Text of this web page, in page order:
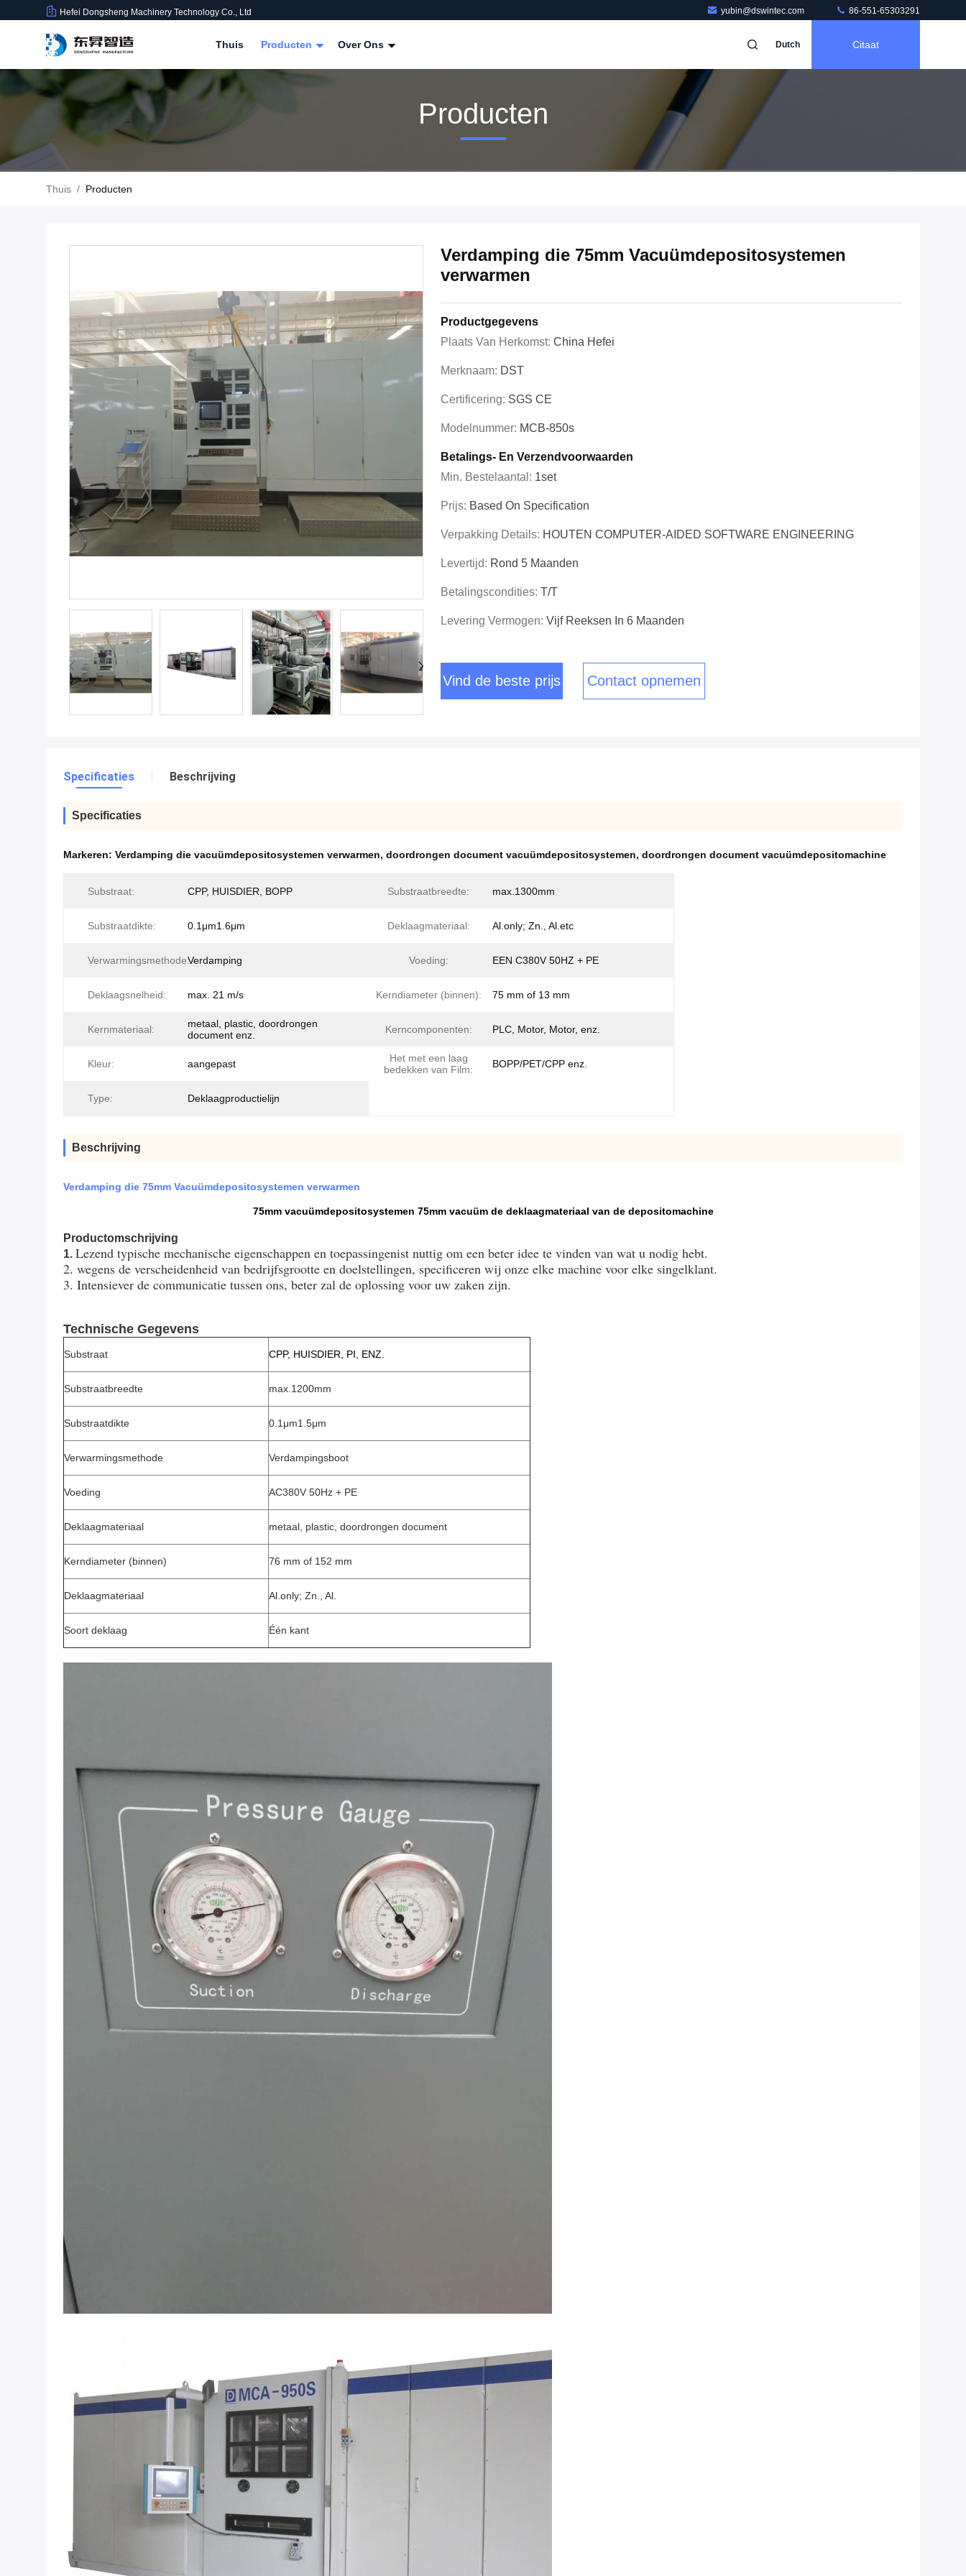
Hefei Dongsheng Machinery Technology Co., Ltd yubin@dswintec.com 86-551-65303291
Thuis Producten Over Ons Dutch Citaat
Producten
Thuis / Producten
Verdamping die 75mm Vacuümdepositosystemen
verwarmen
Productgegevens
Plaats Van Herkomst: China Hefei
Merknaam: DST
Certificering: SGS CE
Modelnummer: MCB-850s
Betalings- En Verzendvoorwaarden
Min. Bestelaantal: 1set
Prijs: Based On Specification
Verpakking Details: HOUTEN COMPUTER-AIDED SOFTWARE ENGINEERING
Levertijd: Rond 5 Maanden
Betalingscondities: T/T
Levering Vermogen: Vijf Reeksen In 6 Maanden
Vind de beste prijs Contact opnemen
Specificaties Beschrijving
Specificaties
Markeren: Verdamping die vacuümdepositosystemen verwarmen, doordrongen document vacuümdepositosystemen, doordrongen document vacuümdepositomachine
Substraat: CPP, HUISDIER, BOPP Substraatbreedte: max.1300mm
Substraatdikte: 0.1μm1.6μm Deklaagmateriaal: Al.only; Zn., Al.etc
Verwarmingsmethode:Verdamping Voeding: EEN C380V 50HZ + PE
Deklaagsnelheid: max. 21 m/s Kerndiameter (binnen): 75 mm of 13 mm
Kernmateriaal:
metaal, plastic, doordrongen
document enz.
Kerncomponenten: PLC, Motor, Motor, enz.
Kleur: aangepast
Het met een laag
bedekken van Film:
BOPP/PET/CPP enz.
Type: Deklaagproductielijn
Beschrijving
Verdamping die 75mm Vacuümdepositosystemen verwarmen
75mm vacuümdepositosystemen 75mm vacuüm de deklaagmateriaal van de depositomachine
Productomschrijving
1. Lezend typische mechanische eigenschappen en toepassingenist nuttig om een beter idee te vinden van wat u nodig hebt.
2. wegens de verscheidenheid van bedrijfsgrootte en doelstellingen, specificeren wij onze elke machine voor elke singelklant.
3. Intensiever de communicatie tussen ons, beter zal de oplossing voor uw zaken zijn.
Technische Gegevens
Substraat CPP, HUISDIER, PI, ENZ.
Substraatbreedte max.1200mm
Substraatdikte 0.1μm1.5μm
Verwarmingsmethode Verdampingsboot
Voeding AC380V 50Hz + PE
Deklaagmateriaal metaal, plastic, doordrongen document
Kerndiameter (binnen) 76 mm of 152 mm
Deklaagmateriaal Al.only; Zn., Al.
Soort deklaag Één kant